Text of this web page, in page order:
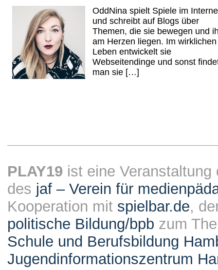
OddNina spielt Spiele im
und schreibt auf Blogs über
Themen, die sie bewegen und
am Herzen liegen. Im wirklichen
Leben entwickelt sie
Webseitendinge und sonst
man sie […]
PLAY19 ist eine
des jaf – Verein für
Kooperation mit spielbar.de,
politische Bildung/bpb zum
Schule und Berufsbildung
Jugendinformationszentrum